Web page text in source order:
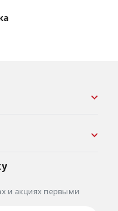
и акциях первыми